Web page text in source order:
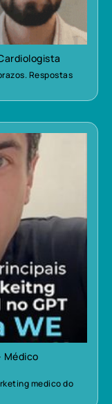
Respostas
Médico
medico do